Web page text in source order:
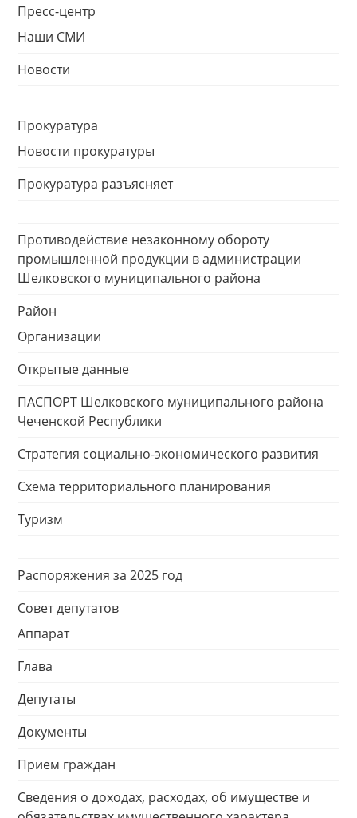
Пресс-центр
Наши СМИ
Новости
Прокуратура
Новости прокуратуры
Прокуратура разъясняет
Противодействие незаконному обороту
промышленной продукции в администрации
Шелковского муниципального района
Район
Организации
Открытые данные
ПАСПОРТ Шелковского муниципального района
Чеченской Республики
Стратегия социально-экономического развития
Схема территориального планирования
Туризм
Распоряжения за 2025 год
Совет депутатов
Аппарат
Глава
Депутаты
Документы
Прием граждан
Сведения о доходах, расходах, об имуществе и